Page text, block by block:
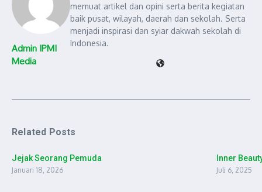
Admin IPMI
Media
memuat artikel dan opini serta berita kegiatan
baik pusat, wilayah, daerah dan sekolah. Serta
menjadi inspirasi dan syiar dakwah sekolah di
Indonesia.
Related Posts
Jejak Seorang Pemuda
Januari 18, 2026
Inner
Juli 6, 2025